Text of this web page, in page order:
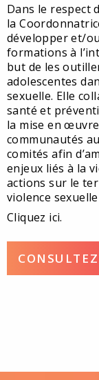
Dans le respect
la
développer et/
formations à
but de les
adolescentes
sexuelle. Elle
santé et
la mise en
communautés
comités afin
enjeux liés à la
actions sur le
violence
Cliquez ici.
CONSULTEZ